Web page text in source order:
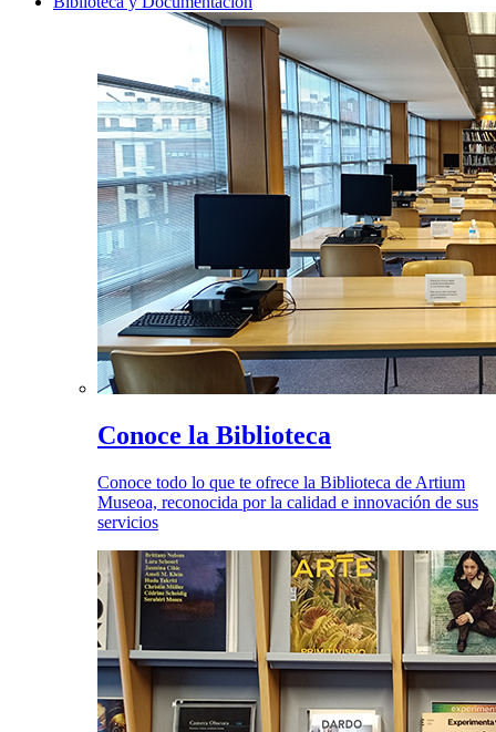
Conoce la Biblioteca
Conoce todo lo que te ofrece la Biblioteca de Artium
Museoa, reconocida por la calidad e innovación de sus
servicios